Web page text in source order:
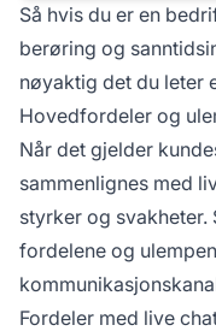
Så hvis du er en
berøring og
nøyaktig det du leter
Hovedfordeler og
Når det gjelder
sammenlignes med
styrker og svakheter.
fordelene og
Fordeler med live